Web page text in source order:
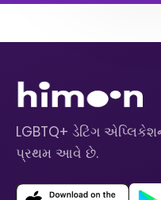
LGBTQ+ ડેટિંગ
પ્રથમ આવે છે.